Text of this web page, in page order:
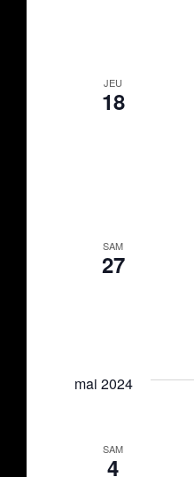
JEU
18
SAM
27
mai 2024
SAM
4